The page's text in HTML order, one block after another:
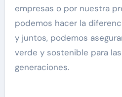
empresas o por nuestra
podemos hacer la
y juntos, podemos
verde y sostenible para
generaciones.